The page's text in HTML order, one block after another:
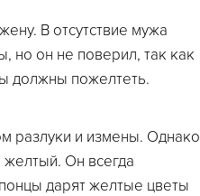
В отсутствие мужа
но он не поверил, так как
должны пожелтеть.
разлуки и измены. Однако
желтый. Он всегда
дарят желтые цветы